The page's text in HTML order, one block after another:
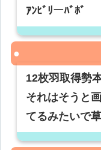
ｱﾝﾋﾞﾘーﾊﾞﾎﾞ
12枚羽取得勢
それはそうと
てるみたいで